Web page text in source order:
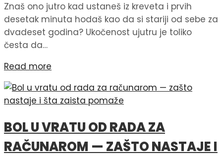
Znaš ono jutro kad ustaneš iz kreveta i prvih
desetak minuta hodaš kao da si stariji od sebe za
dvadeset godina? Ukočenost ujutru je toliko
česta da…
Read more
BOL U VRATU OD RADA ZA
RAČUNAROM — ZAŠTO NASTAJE I